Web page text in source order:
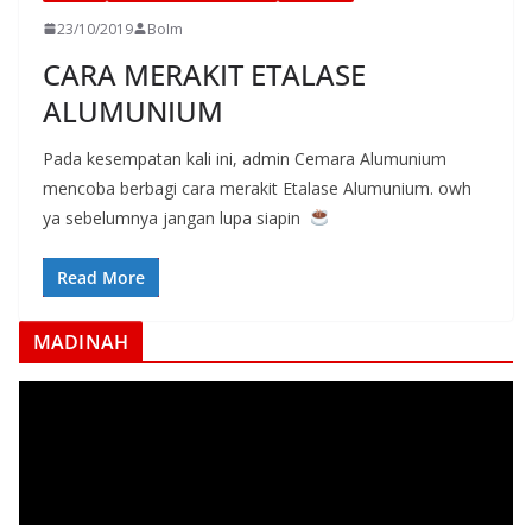
23/10/2019 BoIm
CARA MERAKIT ETALASE
ALUMUNIUM
Pada kesempatan kali ini, admin Cemara Alumunium
mencoba berbagi cara merakit Etalase Alumunium. owh
ya sebelumnya jangan lupa siapin
Read More
MADINAH